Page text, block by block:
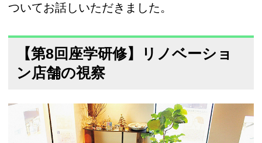
ついてお話しいただきました。
【第8回座学研修】リノベーショ
ン店舗の視察